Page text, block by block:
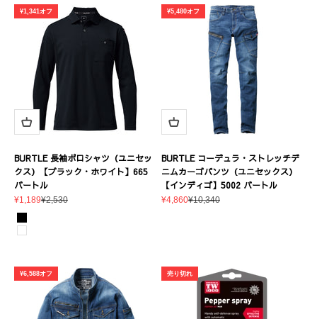
¥1,341オフ
BURTLE 長袖ポロシャツ（ユニセッ
クス）【ブラック・ホワイト】665
バートル
セール価格
¥1,189通常価格
¥2,530
カラー
ブラック
ホワイト
¥5,480オフ
BURTLE コーデュラ・ストレッチデ
ニムカーゴパンツ（ユニセックス）
【インディゴ】5002 バートル
セール価格
¥4,860通常価格
¥10,340
¥6,588オフ 売り切れ